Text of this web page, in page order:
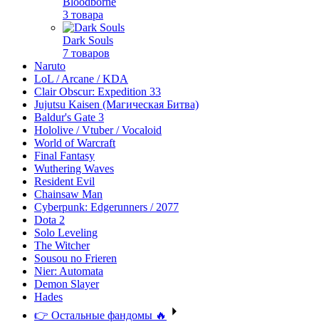
3 товара
Dark Souls
7 товаров
Naruto
LoL / Arcane / KDA
Clair Obscur: Expedition 33
Jujutsu Kaisen (Магическая Битва)
Baldur's Gate 3
Hololive / Vtuber / Vocaloid
World of Warcraft
Final Fantasy
Wuthering Waves
Resident Evil
Chainsaw Man
Cyberpunk: Edgerunners / 2077
Dota 2
Solo Leveling
The Witcher
Sousou no Frieren
Nier: Automata
Demon Slayer
Hades
👉 Остальные фандомы 🔥